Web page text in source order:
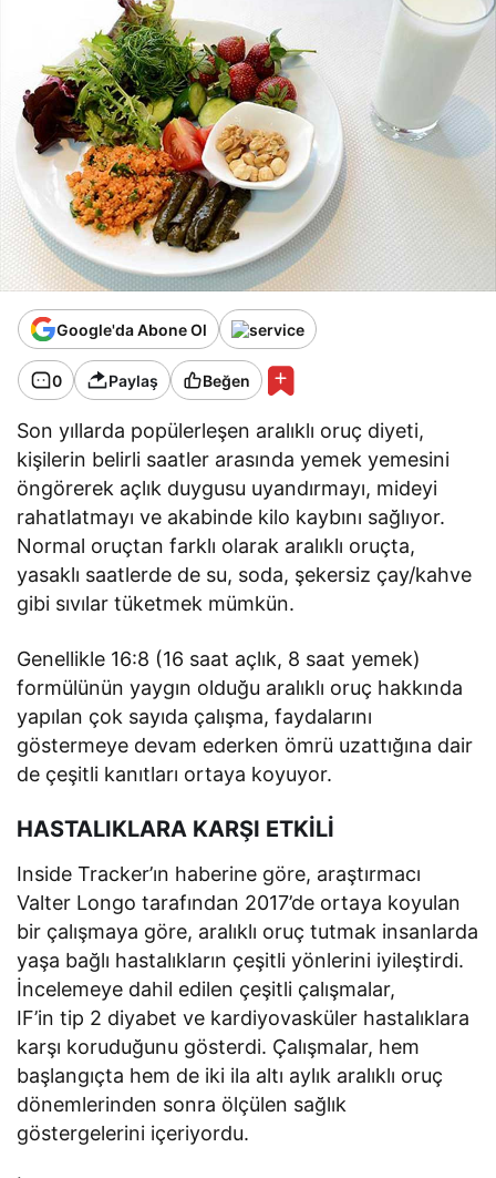
Google'da Abone Ol
0 Paylaş Beğen
Son yıllarda popülerleşen aralıklı oruç diyeti,
kişilerin belirli saatler arasında yemek yemesini
öngörerek açlık duygusu uyandırmayı, mideyi
rahatlatmayı ve akabinde kilo kaybını sağlıyor.
Normal oruçtan farklı olarak aralıklı oruçta,
yasaklı saatlerde de su, soda, şekersiz çay/kahve
gibi sıvılar tüketmek mümkün.
Genellikle 16:8 (16 saat açlık, 8 saat yemek)
formülünün yaygın olduğu aralıklı oruç hakkında
yapılan çok sayıda çalışma, faydalarını
göstermeye devam ederken ömrü uzattığına dair
de çeşitli kanıtları ortaya koyuyor.
HASTALIKLARA KARŞI ETKİLİ
Inside Tracker’ın haberine göre, araştırmacı
Valter Longo tarafından 2017’de ortaya koyulan
bir çalışmaya göre, aralıklı oruç tutmak insanlarda
yaşa bağlı hastalıkların çeşitli yönlerini iyileştirdi.
İncelemeye dahil edilen çeşitli çalışmalar,
IF’in tip 2 diyabet ve kardiyovasküler hastalıklara
karşı koruduğunu gösterdi. Çalışmalar, hem
başlangıçta hem de iki ila altı aylık aralıklı oruç
dönemlerinden sonra ölçülen sağlık
göstergelerini içeriyordu.